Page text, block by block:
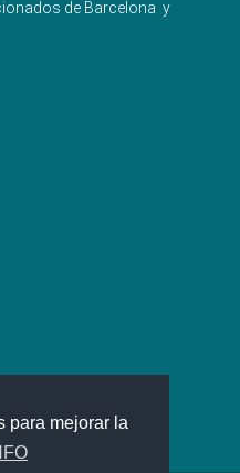
para mejorar la
de Barcelona y